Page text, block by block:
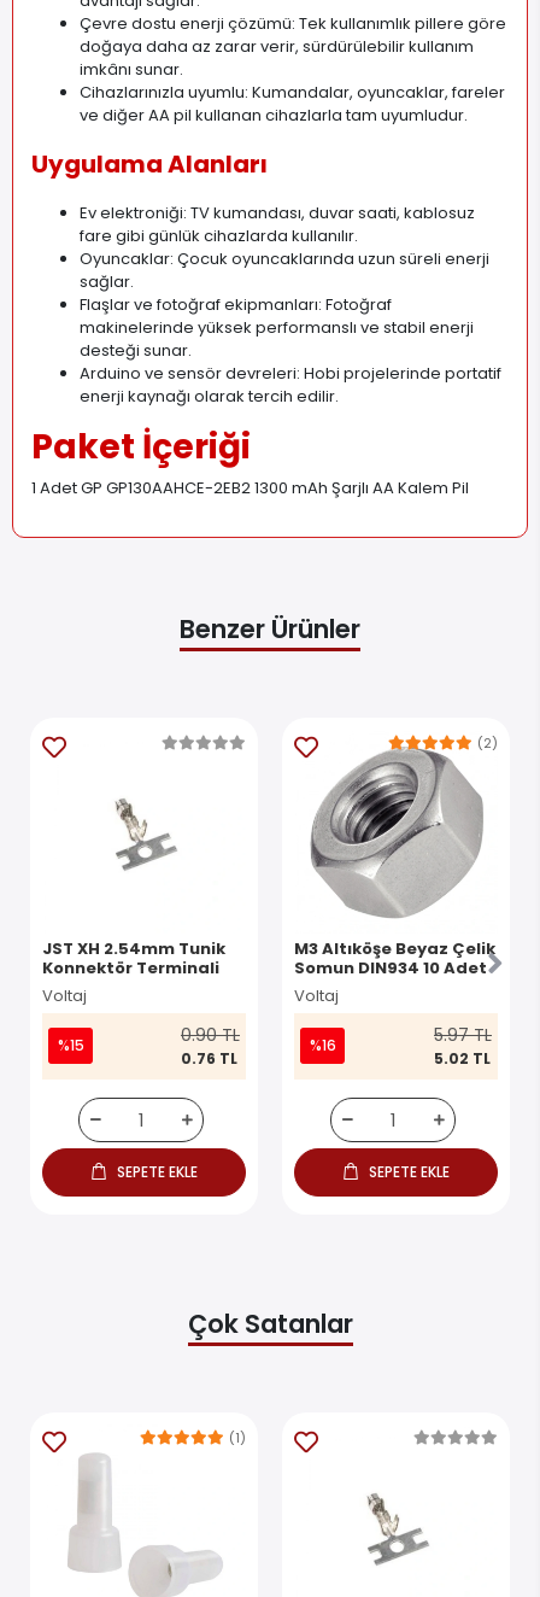
Çevre dostu enerji çözümü: Tek kullanımlık pillere göre
doğaya daha az zarar verir, sürdürülebilir kullanım
imkânı sunar.
Cihazlarınızla uyumlu: Kumandalar, oyuncaklar, fareler
ve diğer AA pil kullanan cihazlarla tam uyumludur.
Uygulama Alanları
Ev elektroniği: TV kumandası, duvar saati, kablosuz
fare gibi günlük cihazlarda kullanılır.
Oyuncaklar: Çocuk oyuncaklarında uzun süreli enerji
sağlar.
Flaşlar ve fotoğraf ekipmanları: Fotoğraf
makinelerinde yüksek performanslı ve stabil enerji
desteği sunar.
Arduino ve sensör devreleri: Hobi projelerinde portatif
enerji kaynağı olarak tercih edilir.
Paket İçeriği
1 Adet GP GP130AAHCE-2EB2 1300 mAh Şarjlı AA Kalem Pil
Benzer Ürünler
JST XH 2.54mm Tunik
Konnektör Terminali
Voltaj
%15 0.90 TL
0.76 TL
SEPETE EKLE
M3 Altıköşe Beyaz Çelik
Somun DIN934 10 Adet
Voltaj
(2)
%16 5.97 TL
5.02 TL
SEPETE EKLE
Çok Satanlar
(1)